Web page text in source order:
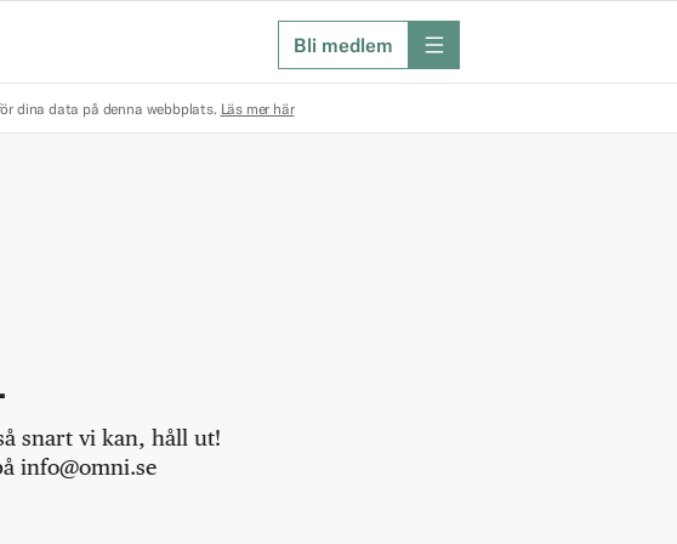
Bli medlem meny
dina data på denna webbplats. Läs mer här
snart vi kan, håll ut!
info@omni.se